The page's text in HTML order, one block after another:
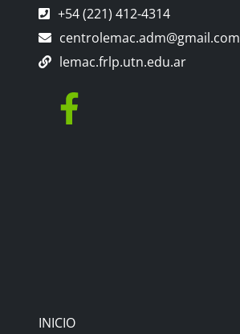
+54 (221) 412-4314
centrolemac.adm@gmail.com
lemac.frlp.utn.edu.ar
INICIO